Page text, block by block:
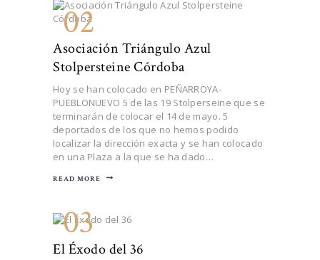
02
Asociación Triángulo Azul
Stolpersteine Córdoba
Hoy se han colocado en PEÑARROYA-
PUEBLONUEVO 5 de las 19 Stolperseine que se
terminarán de colocar el 14 de mayo. 5
deportados de los que no hemos podido
localizar la dirección exacta y se han colocado
en una Plaza a la que se ha dado…
READ MORE
03
El Éxodo del 36